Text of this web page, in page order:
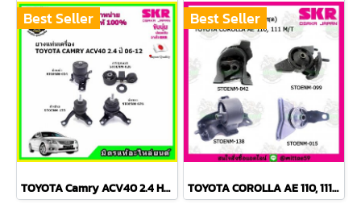
Best Seller
TOYOTA Camry ACV40 2.4 Hybrid ปี 06-12 ยางแท่นเครื่องครบชุด กระดูกหมา
Best Seller
TOYOTA COROLLA AE 110, 111 M/T สามห่วง ยางแท่นเครื่องครบชุด SKR